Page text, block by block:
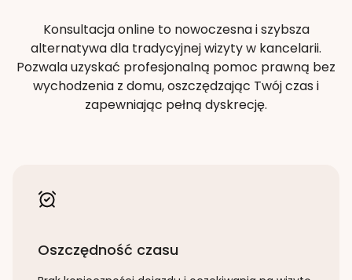
Konsultacja online to nowoczesna i szybsza
alternatywa dla tradycyjnej wizyty w kancelarii.
Pozwala uzyskać profesjonalną pomoc prawną bez
wychodzenia z domu, oszczędzając Twój czas i
zapewniając pełną dyskrecję.
Oszczędność czasu